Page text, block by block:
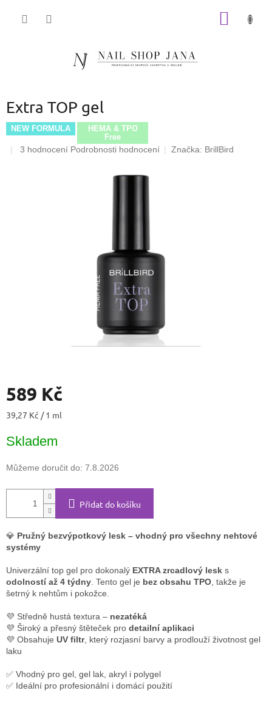
Extra TOP gel
NEW FORMULA
HEMA & TPO
Free
Průměrné
3 hodnocení Podrobnosti hodnocení Značka: BrillBird
589 Kč
Měrná
39,27 Kč / 1 ml
Skladem
Můžeme doručit do: 7.8.2026
Přidat do košíku
💎 Pružný bezvýpotkový lesk – vhodný pro všechny nehtové
systémy
Univerzální top gel pro dokonalý EXTRA zrcadlový lesk s
odolností až 4 týdny. Tento gel je bez obsahu TPO, takže je
šetrný k nehtům i pokožce.
💜 Středně hustá textura – nezatéká
💜 Široký a přesný štěteček pro detailní aplikaci
💜 Obsahuje UV filtr, který rozjasní barvy a prodlouží životnost gel
laku
✅ Vhodný pro gel, gel lak, akryl i polygel
✅ Ideální pro profesionální i domácí použití